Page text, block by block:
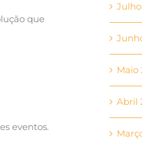
que
eventos.
Maio
Abril